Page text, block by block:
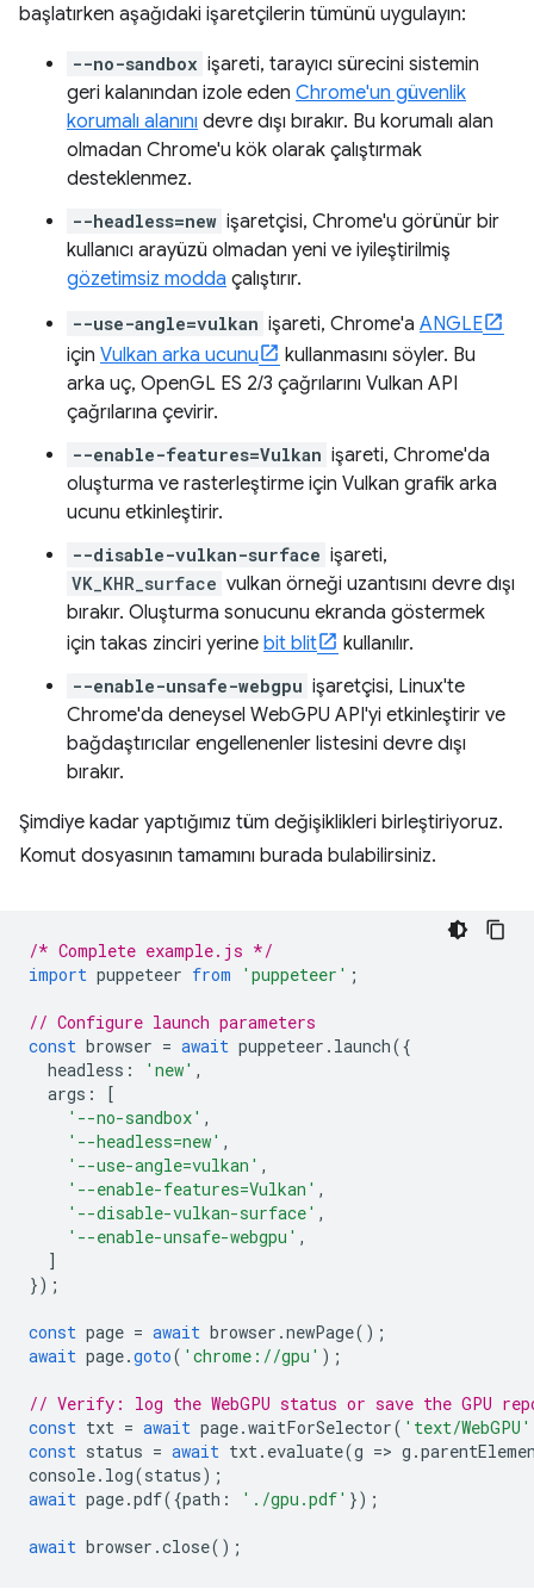
başlatırken aşağıdaki işaretçilerin tümünü uygulayın:
--no-sandbox işareti, tarayıcı sürecini sistemin
geri kalanından izole eden Chrome'un güvenlik
korumalı alanını devre dışı bırakır. Bu korumalı alan
olmadan Chrome'u kök olarak çalıştırmak
desteklenmez.
--headless=new işaretçisi, Chrome'u görünür bir
kullanıcı arayüzü olmadan yeni ve iyileştirilmiş
gözetimsiz modda çalıştırır.
--use-angle=vulkan işareti, Chrome'a ANGLE
için Vulkan arka ucunu
kullanmasını söyler. Bu
arka uç, OpenGL ES 2/3 çağrılarını Vulkan API
çağrılarına çevirir.
--enable-features=Vulkan işareti, Chrome'da
oluşturma ve rasterleştirme için Vulkan grafik arka
ucunu etkinleştirir.
--disable-vulkan-surface işareti,
VK_KHR_surface vulkan örneği uzantısını devre dışı
bırakır. Oluşturma sonucunu ekranda göstermek
için takas zinciri yerine bit blit kullanılır.
--enable-unsafe-webgpu işaretçisi, Linux'te
Chrome'da deneysel WebGPU API'yi etkinleştirir ve
bağdaştırıcılar engellenenler listesini devre dışı
bırakır.
Şimdiye kadar yaptığımız tüm değişiklikleri birleştiriyoruz.
Komut dosyasının tamamını burada bulabilirsiniz.
/* Complete example.js */
import puppeteer from 'puppeteer' ;
// Configure launch parameters
const browser = await puppeteer . launch({
headless : 'new' ,
args :
[
'--no-sandbox' ,
'--headless=new' ,
'--use-angle=vulkan' ,
'--enable-features=Vulkan' ,
'--disable-vulkan-surface' ,
'--enable-unsafe-webgpu' ,
]
});
const page = await browser .newPage();
await page.goto( 'chrome://gpu' );
// Verify: log the WebGPU status or save the GPU
const txt = await page.waitForSelector( 'text/WebGPU'
const status = await txt. evaluate(g => g .
console. log(status);
await page.pdf({path : './gpu.pdf' });
await browser .close();